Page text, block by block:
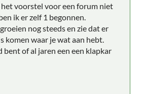
voorstel voor een forum niet
ik er zelf 1 begonnen.
nog steeds en zie dat er
komen waar je wat aan hebt.
bent of al jaren een een klapkar